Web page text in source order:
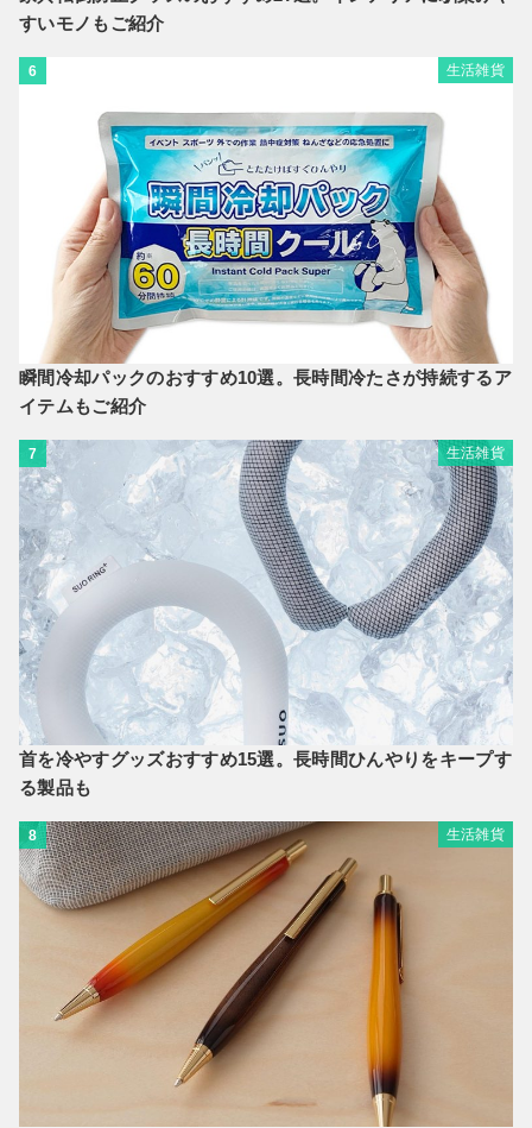
すいモノもご紹介
6 生活雑貨
瞬間冷却パックのおすすめ10選。長時間冷たさが持続するア
イテムもご紹介
7 生活雑貨
首を冷やすグッズおすすめ15選。長時間ひんやりをキープす
る製品も
8 生活雑貨